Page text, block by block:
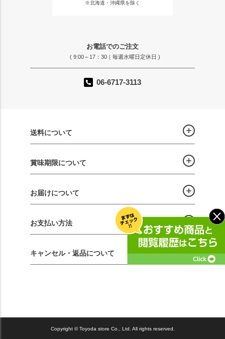
※北海道・沖縄県を除く
お電話でのご注文
( 9:00～17：30｜毎週水曜日定休日 )
06-6717-3113
送料について
賞味期限について
お届けについて
お支払い方法
キャンセル・返品について
Copyright © Toyoda store Co., Ltd. All rights reserved.